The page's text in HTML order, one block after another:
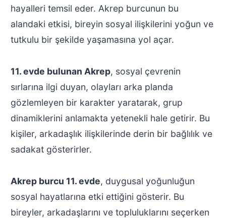
hayalleri temsil eder. Akrep burcunun bu
alandaki etkisi, bireyin sosyal ilişkilerini yoğun ve
tutkulu bir şekilde yaşamasına yol açar.
11. evde bulunan Akrep, sosyal çevrenin
sırlarına ilgi duyan, olayları arka planda
gözlemleyen bir karakter yaratarak, grup
dinamiklerini anlamakta yetenekli hale getirir. Bu
kişiler, arkadaşlık ilişkilerinde derin bir bağlılık ve
sadakat gösterirler.
Akrep burcu 11. evde, duygusal yoğunluğun
sosyal hayatlarına etki ettiğini gösterir. Bu
bireyler, arkadaşlarını ve topluluklarını seçerken